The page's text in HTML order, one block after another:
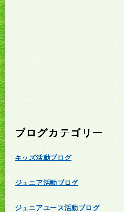
ブログカテゴリー
キッズ活動ブログ
ジュニア活動ブログ
ジュニアユース活動ブログ